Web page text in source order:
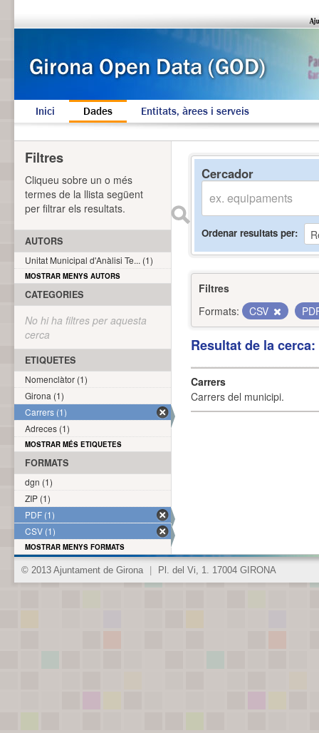
Inici Dades Entitats, àrees i serveis
Cercador
Ordenar resultats per
Filtres
Formats:
CSV
Resultat de la
Carrers
Carrers del municipi.
Filtres
Cliqueu sobre un o més
termes de la llista següent
per filtrar els resultats.
AUTORS
Unitat Municipal d'Anàlisi Te... (1)
MOSTRAR MENYS AUTORS
CATEGORIES
No hi ha filtres per aquesta
cerca
ETIQUETES
Nomenclàtor (1)
Girona (1)
Carrers (1)
Adreces (1)
MOSTRAR MÉS ETIQUETES
FORMATS
dgn (1)
ZIP (1)
PDF (1)
CSV (1)
MOSTRAR MENYS FORMATS
© 2013 Ajuntament de Girona Pl. del Vi, 1. 17004 GIRONA